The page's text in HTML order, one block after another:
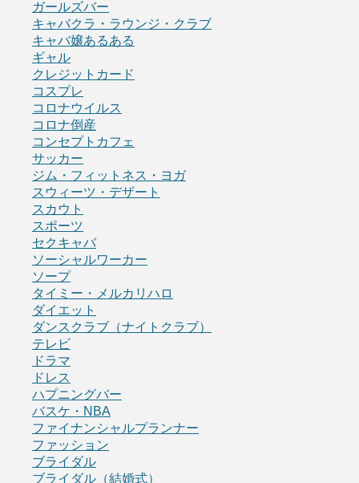
ガールズバー
キャバクラ・ラウンジ・クラブ
キャバ嬢あるある
ギャル
クレジットカード
コスプレ
コロナウイルス
コロナ倒産
コンセプトカフェ
サッカー
ジム・フィットネス・ヨガ
スウィーツ・デザート
スカウト
スポーツ
セクキャバ
ソーシャルワーカー
ソープ
タイミー・メルカリハロ
ダイエット
ダンスクラブ（ナイトクラブ）
テレビ
ドラマ
ドレス
ハプニングバー
バスケ・NBA
ファイナンシャルプランナー
ファッション
ブライダル
ブライダル（結婚式）